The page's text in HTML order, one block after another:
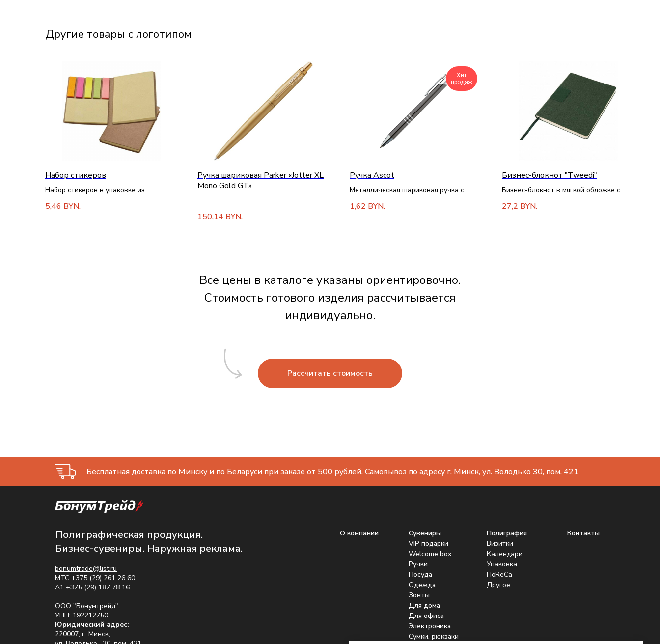
Другие товары с логотипом
Набор стикеров
Набор стикеров в упаковке из
5,46 BYN.
Ручка шариковая Parker «Jotter XL
Mono Gold GT»
150,14 BYN.
Хит
продаж
Ручка Ascot
Металлическая шариковая ручка с
1,62 BYN.
Бизнес-блокнот "Tweedi"
Бизнес-блокнот в мягкой обложке с
27,2 BYN.
Все цены в каталоге указаны ориентировочно.
Стоимость готового изделия рассчитывается
индивидуально.
Рассчитать стоимость
Бесплатная доставка по Минску и по Беларуси при заказе от 500 рублей. Самовывоз по адресу г. Минск, ул. Володько 30, пом. 421
Контакты
Полиграфия
Визитки
Календари
Упаковка
HoReCa
Другое
Сувениры
VIP подарки
Welcome box
Ручки
Посуда
Одежда
Зонты
Для дома
Для офиса
Электроника
Сумки, рюкзаки
О компании
bonumtrade@list.ru
МТС +375 (29) 261 26 60
A1 +375 (29) 187 78 16
ООО "Бонумтрейд"
УНП: 192212750
Юридический адрес:
220007, г. Минск,
Полиграфическая продукция.
Бизнес-сувениры. Наружная реклама.